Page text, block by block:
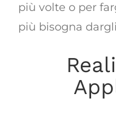
più volte o per
più bisogna